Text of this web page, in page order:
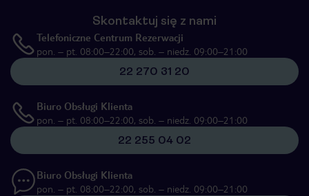
Skontaktuj się z nami
Telefoniczne Centrum Rezerwacji
pon. – pt. 08:00–22:00, sob. – niedz. 09:00–21:00
22 270 31 20
Biuro Obsługi Klienta
pon. – pt. 08:00–22:00, sob. – niedz. 09:00–21:00
22 255 04 02
Biuro Obsługi Klienta
pon. – pt. 08:00–22:00, sob. – niedz. 09:00–21:00